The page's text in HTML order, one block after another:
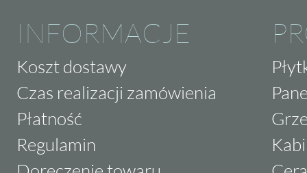
INFORMACJE
Koszt dostawy
Czas realizacji zamówienia
Płatność
Regulamin